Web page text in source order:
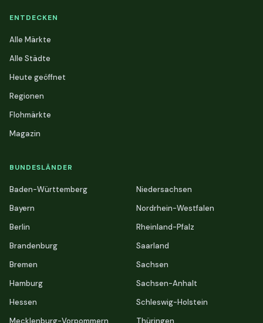
ENTDECKEN
Alle Märkte
Alle Städte
Heute geöffnet
Regionen
Flohmärkte
Magazin
BUNDESLÄNDER
Baden-Württemberg
Bayern
Berlin
Brandenburg
Bremen
Hamburg
Hessen
Mecklenburg-Vorpommern
Niedersachsen
Nordrhein-Westfalen
Rheinland-Pfalz
Saarland
Sachsen
Sachsen-Anhalt
Schleswig-Holstein
Thüringen